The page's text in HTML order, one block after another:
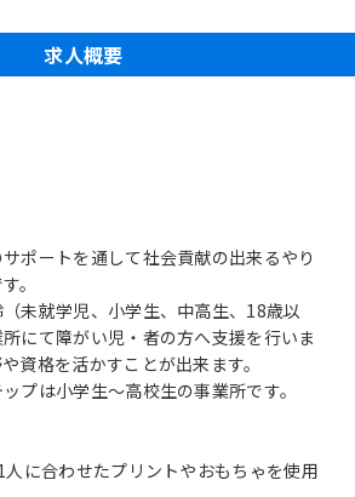
求人概要
ポートを通して社会貢献の出来るやり
。
未就学児、小学生、中高生、18歳以
にて障がい児・者の方へ支援を行いま
資格を活かすことが出来ます。
プは小学生～高校生の事業所です。
人に合わせたプリントやおもちゃを使用